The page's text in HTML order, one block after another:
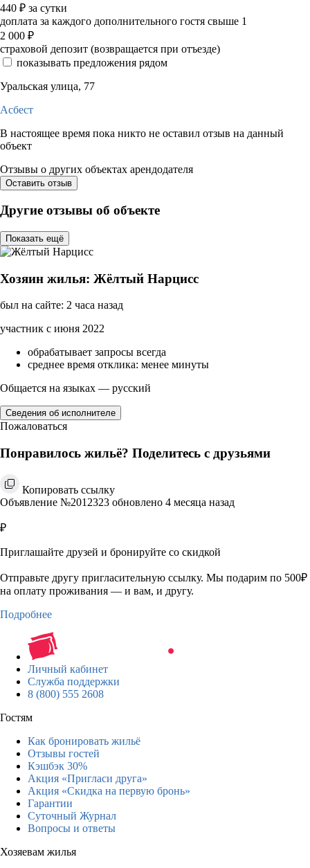
440 ₽ за сутки
доплата за каждого дополнительного гостя свыше 1
2 000 ₽
страховой депозит (возвращается при отъезде)
показывать предложения рядом
Уральская улица, 77
Асбест
В настоящее время пока никто не оставил отзыв на данный
объект
Отзывы о других объектах арендодателя
Оставить отзыв
Другие отзывы об объекте
Показать ещё
Хозяин жилья: Жёлтый Нарцисс
был на сайте: 2 часа назад
участник с июня 2022
обрабатывает запросы всегда
среднее время отклика: менее минуты
Общается на языках — русский
Сведения об исполнителе
Пожаловаться
Понравилось жильё? Поделитесь с друзьями
Копировать ссылку
Объявление №2012323 обновлено 4 месяца назад
₽
Приглашайте друзей и бронируйте со скидкой
Отправьте другу пригласительную ссылку. Мы подарим по 500₽
на оплату проживания — и вам, и другу.
Подробнее
Личный кабинет
Служба поддержки
8 (800) 555 2608
Гостям
Как бронировать жильё
Отзывы гостей
Кэшбэк 30%
Акция «Пригласи друга»
Акция «Скидка на первую бронь»
Гарантии
Суточный Журнал
Вопросы и ответы
Хозяевам жилья